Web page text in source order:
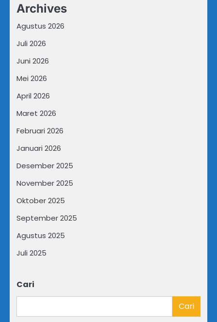
Archives
Agustus 2026
Juli 2026
Juni 2026
Mei 2026
April 2026
Maret 2026
Februari 2026
Januari 2026
Desember 2025
November 2025
Oktober 2025
September 2025
Agustus 2025
Juli 2025
Cari
Cari